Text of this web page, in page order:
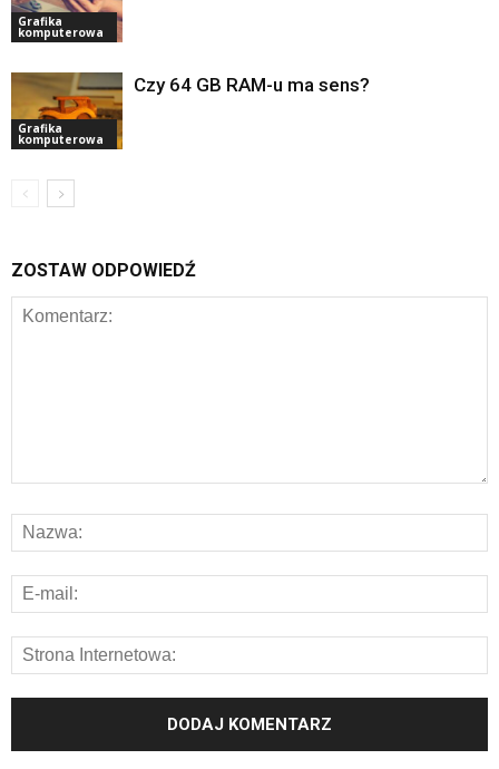
Grafika
komputerowa
Grafika
komputerowa
Czy 64 GB RAM-u ma sens?
ZOSTAW ODPOWIEDŹ